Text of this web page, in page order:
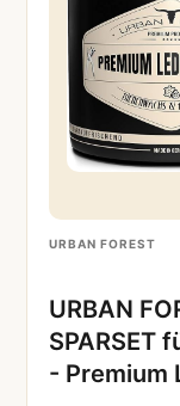
URBAN FOREST
URBAN
SPARSET
- Premium